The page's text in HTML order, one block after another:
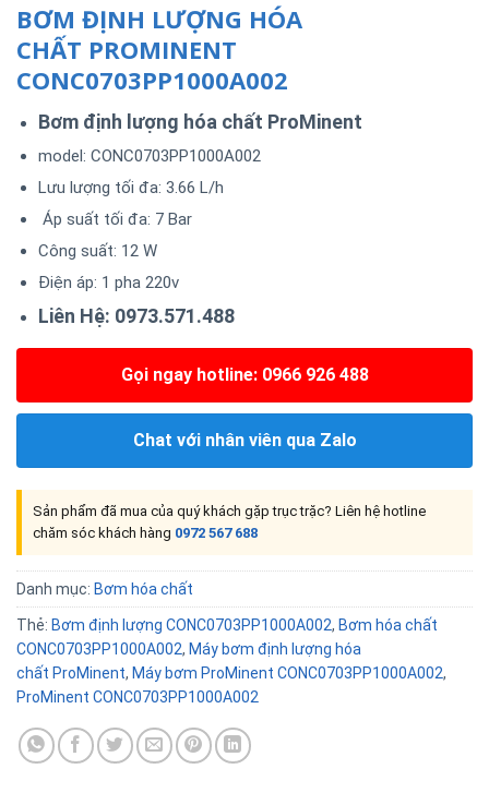
BƠM ĐỊNH LƯỢNG HÓA
CHẤT PROMINENT
CONC0703PP1000A002
Bơm định lượng hóa chất ProMinent
model: CONC0703PP1000A002
Lưu lượng tối đa: 3.66 L/h
Áp suất tối đa: 7 Bar
Công suất: 12 W
Điện áp: 1 pha 220v
Liên Hệ: 0973.571.488
Gọi ngay hotline: 0966 926 488
Chat với nhân viên qua Zalo
Sản phẩm đã mua của quý khách gặp trục trặc? Liên hệ hotline
chăm sóc khách hàng 0972 567 688
Danh mục: Bơm hóa chất
Thẻ: Bơm định lượng CONC0703PP1000A002, Bơm hóa chất
CONC0703PP1000A002, Máy bơm định lượng hóa
chất ProMinent, Máy bơm ProMinent CONC0703PP1000A002,
ProMinent CONC0703PP1000A002